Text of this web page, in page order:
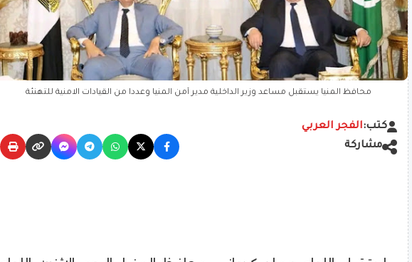
محافظ المنيا يستقبل مساعد وزير الداخلية مدير أمن المنيا وعددا من القيادات الامنية للتهنئة
كتب:الفجر العربي
مشاركة